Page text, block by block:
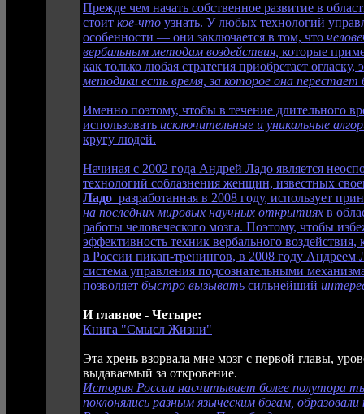
Прежде чем начать собственное развитие в
стоит кое-что узнать. У любых технологий
особенности — они заключается в том, что
вербальным методам воздействия, которые
как только любая стратегия приобретает
методики есть время, за которое она
Именно поэтому, чтобы в течение длительного
использовать исключительные и уникальные
кругу людей.
Начиная с 2002 года Андрей Ладо является
технологий соблазнения женщин, известных
Ладо разработанная в 2008 году, использует
на последних мировых научных открытиях в
работы человеческого мозга. Поэтому, чтобы
эффективность техник вербального
в России пикап-тренингов, в 2008 году Андреем
система управления подсознательными
позволяет быстро вызывать сильнейший
И главное - Четыре:
Книга "Смысл Жизни"
Эта хрень взорвала мне мозг с первой главы,
выдаваемый за откровение.
История России насчитывает более полутора
поклонялись разным языческим богам,